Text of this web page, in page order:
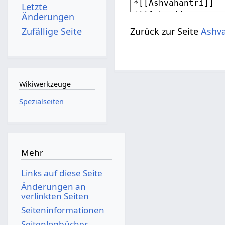
Zurück zur Seite
Letzte
Änderungen
Zufällige Seite
Wikiwerkzeuge
Spezialseiten
Mehr
Links auf diese Seite
Änderungen an
verlinkten Seiten
Seiten­­informationen